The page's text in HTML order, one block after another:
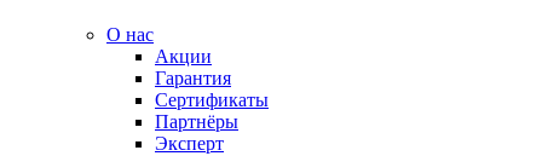
О нас
Акции
Гарантия
Сертификаты
Партнёры
Эксперт